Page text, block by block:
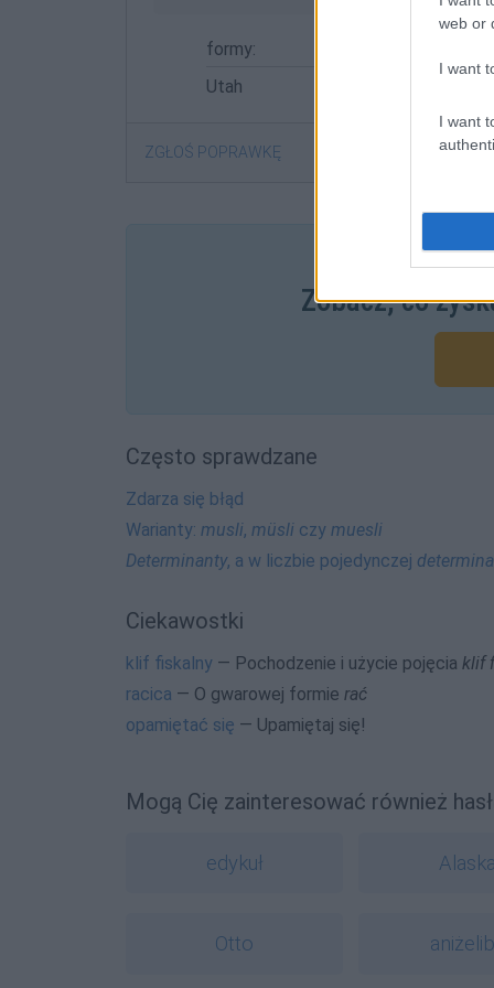
web or
I want
I want
formy:
Utah
ZGŁOŚ POPRAWKĘ
Pozostały
Zobacz, co
Często sprawdzane
Zdarza się błąd
Warianty: musli, müsli czy muesli
Determinanty, a w liczbie pojedynczej
Ciekawostki
klif fiskalny — Pochodzenie i użycie pojęcia klif
racica — O gwarowej formie rać
opamiętać się — Upamiętaj się!
Mogą Cię zainteresować również
edykuł Alaska
Otto